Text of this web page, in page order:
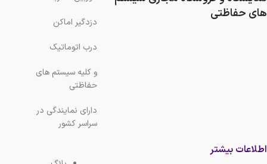
های حفاظتی
دزدگیر اماکن
درب اتوماتیک
و کلیه سیستم های
حفاظتی
دارای نمایندگی در
سراسر کشور
اطلاعات بیشتر